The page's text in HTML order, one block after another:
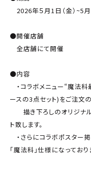
2026年５月1日（金）~5月
●開催店舗
全店舗にて開催
●内容
・コラボメニュー“魔法科
ースの3点セット)をご注文
描き下ろしのオリジナル
ト致します。
・さらにコラボポスター
「魔法科」仕様になっており